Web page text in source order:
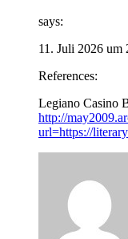
says:
11. Juli 2026 um
References:
Legiano Casino
http://
url=https://